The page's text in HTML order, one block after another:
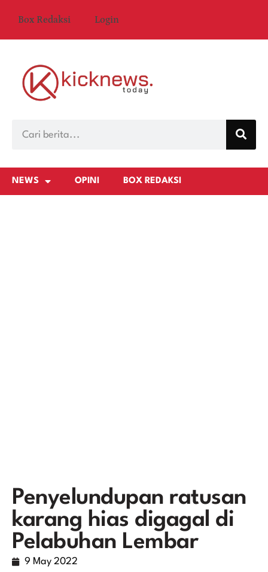
Box Redaksi Login
NEWS OPINI BOX REDAKSI
Penyelundupan ratusan
karang hias digagal di
Pelabuhan Lembar
9 May 2022